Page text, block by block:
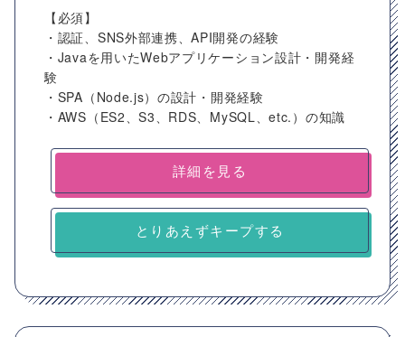
【必須】
・認証、SNS外部連携、API開発の経験
・Javaを用いたWebアプリケーション設計・開発経
験
・SPA（Node.js）の設計・開発経験
・AWS（ES2、S3、RDS、MySQL、etc.）の知識
詳細を見る
とりあえずキープする